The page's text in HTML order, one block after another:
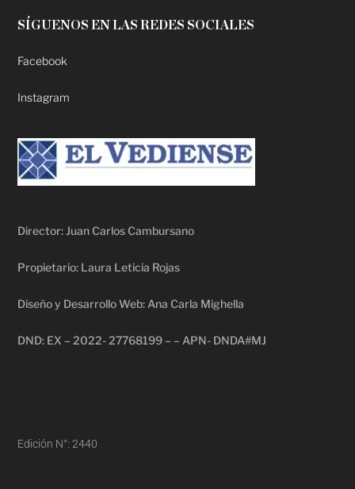
SÍGUENOS EN LAS REDES SOCIALES
Facebook
Instagram
Director: Juan Carlos Cambursano
Propietario: Laura Leticia Rojas
Diseño y Desarrollo Web: Ana Carla Mighella
DND: EX – 2022- 27768199 – – APN- DNDA#MJ
Edición N°: 2440